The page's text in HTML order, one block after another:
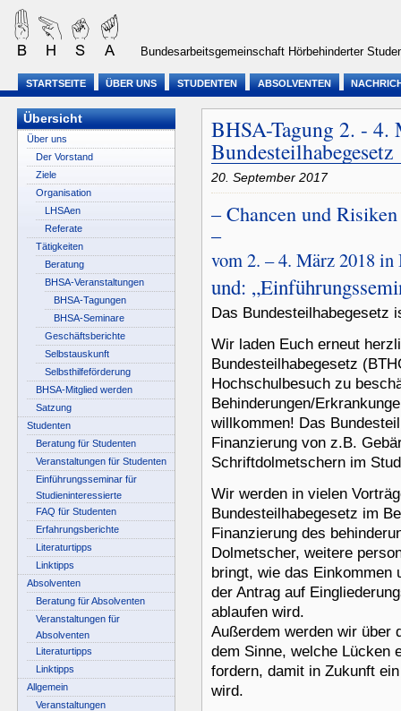
Bundesarbeitsgemeinschaft Hörbehinderter
STARTSEITE ÜBER UNS STUDENTEN ABSOLVENTEN
BHSA-Tagung 2. - 4.
20. September 2017
– Chancen und
–
vom 2. – 4. März 2018
und:
Das Bundesteilhabegesetz
Wir laden Euch erneut
Bundesteilhabegesetz
Hochschulbesuch zu
Behinderungen/
willkommen! Das
Finanzierung von z.B.
Schriftdolmetschern im
Wir werden in vielen
Bundesteilhabegesetz im
Finanzierung des
Dolmetscher, weitere
bringt, wie das Einkommen
der Antrag auf
ablaufen wird.
Außerdem werden wir über
dem Sinne, welche Lücken
fordern, damit in Zukunft
wird.
Übersicht
Über uns
Der Vorstand
Ziele
Organisation
LHSAen
Referate
Tätigkeiten
Beratung
BHSA-Veranstaltungen
BHSA-Tagungen
BHSA-Seminare
Geschäftsberichte
Selbstauskunft
Selbsthilfeförderung
BHSA-Mitglied werden
Satzung
Studenten
Beratung für Studenten
Veranstaltungen für Studenten
Einführungsseminar für
Studieninteressierte
FAQ für Studenten
Erfahrungsberichte
Literaturtipps
Linktipps
Absolventen
Beratung für Absolventen
Veranstaltungen für
Absolventen
Literaturtipps
Linktipps
Allgemein
Veranstaltungen